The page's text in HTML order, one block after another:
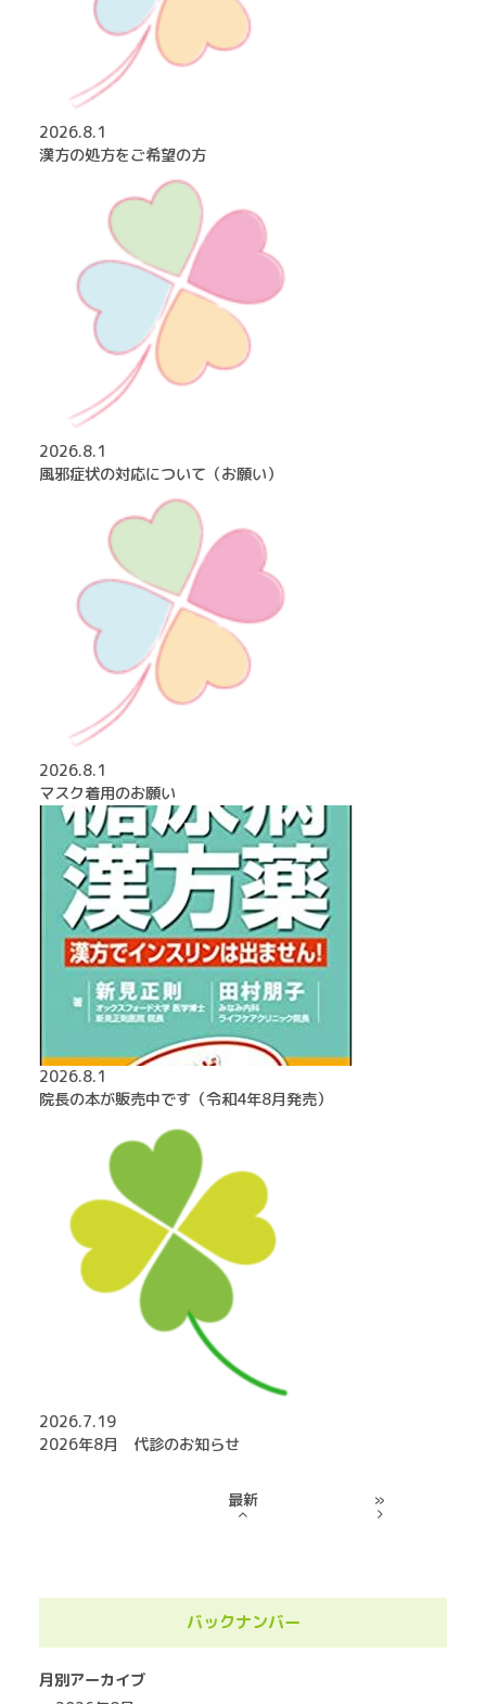
2026.8.1
漢方の処方をご希望の方
2026.8.1
風邪症状の対応について（お願い）
2026.8.1
マスク着用のお願い
2026.8.1
院長の本が販売中です（令和4年8月発売）
2026.7.19
2026年8月 代診のお知らせ
最新 »
バックナンバー
月別アーカイブ